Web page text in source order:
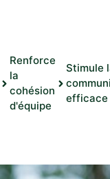
Renforce
la
cohésion
d'équipe
Stimule
efficace